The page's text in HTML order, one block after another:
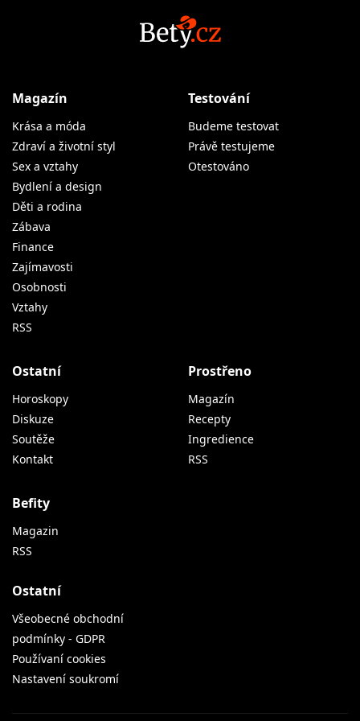
Magazín
Krása a móda
Zdraví a životní styl
Sex a vztahy
Bydlení a design
Děti a rodina
Zábava
Finance
Zajímavosti
Osobnosti
Vztahy
RSS
Testování
Budeme testovat
Právě testujeme
Otestováno
Ostatní
Horoskopy
Diskuze
Soutěže
Kontakt
Prostřeno
Magazín
Recepty
Ingredience
RSS
Befity
Magazin
RSS
Ostatní
Všeobecné obchodní
podmínky - GDPR
Používaní cookies
Nastavení soukromí